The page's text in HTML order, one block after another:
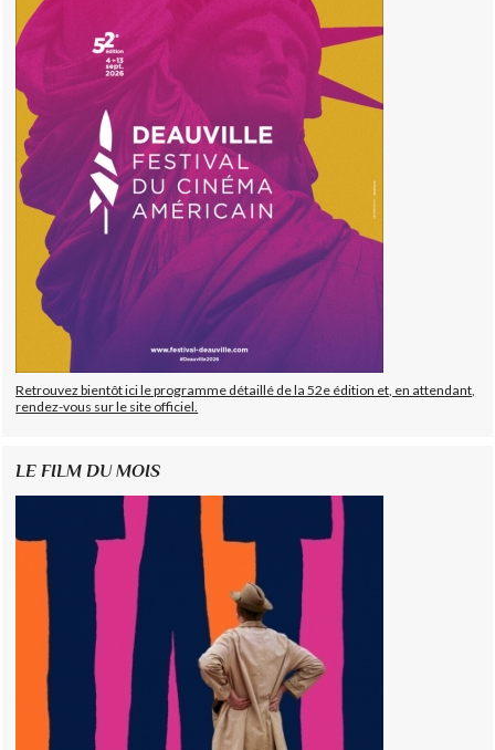
Retrouvez bientôt ici le programme détaillé de la 52e édition et, en attendant,
rendez-vous sur le site officiel.
LE FILM DU MOIS